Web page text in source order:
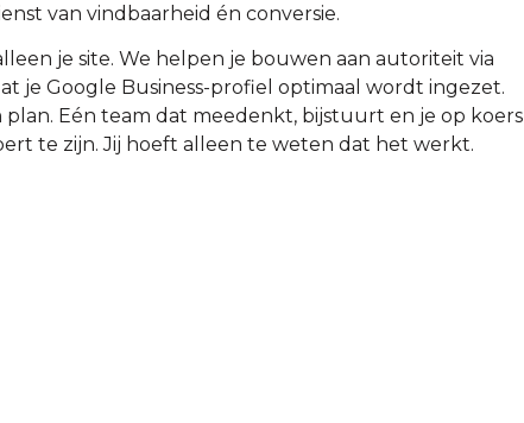
van vindbaarheid én conversie.
je site. We helpen je bouwen aan autoriteit via
je Google Business-profiel optimaal wordt ingezet.
plan. Eén team dat meedenkt, bijstuurt en je op koers
te zijn. Jij hoeft alleen te weten dat het werkt.